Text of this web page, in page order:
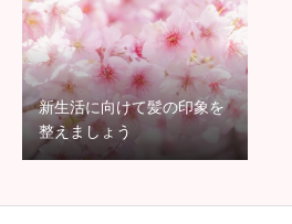
新生活に向けて髪の印象を
整えましょう